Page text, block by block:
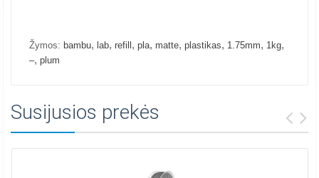
Žymos: bambu, lab, refill , pla, matte, plastikas, 1.75mm, 1kg,
–, plum
Susijusios prekės